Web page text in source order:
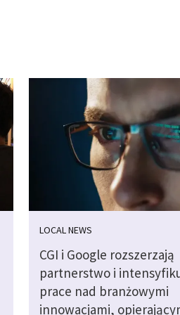
LOCAL NEWS
CGI i Google rozszerzają
partnerstwo i
prace nad branżowymi
innowacjami,